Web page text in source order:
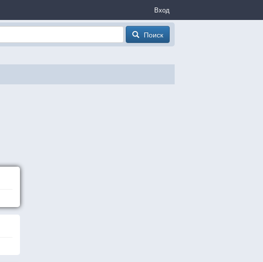
Вход
Поиск